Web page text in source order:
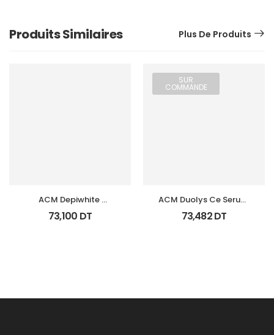
Produits Similaires Plus De Produits
ACM Depiwhite
Advanced Creme
Depigmentant Tb 40Ml
73,100 DT
SUR
COMMANDE
ACM Duolys Ce Serum
Intensif Anti Oxydant
15Ml
73,482DT